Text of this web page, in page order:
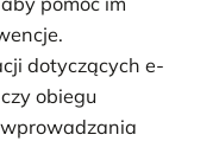
dotyczących e-
obiegu